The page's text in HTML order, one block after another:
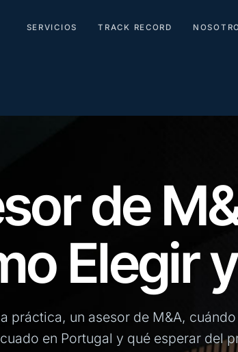
SERVICIOS TRACK RECORD
de
Elegir
práctica, un asesor de M&A,
en Portugal y qué esperar del